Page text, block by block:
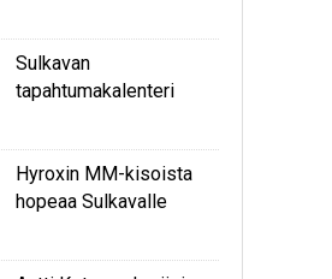
Sulkavan
tapahtumakalenteri
Hyroxin MM-kisoista
hopeaa Sulkavalle